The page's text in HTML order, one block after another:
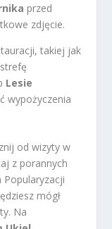
przed
zdjęcie.
takiej jak
Lesie
wypożyczenia
od wizyty w
z porannych
mógł
Na